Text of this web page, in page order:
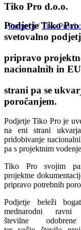
Tiko Pro d.o.o.
Partnerji/Tiko Pro
Podjetje Tiko Pro
svetovalno
pripravo
nacionalnih in
strani pa se
poročanjem.
Podjetje Tiko Pro je
na eni strani
pridobivanje
pa s projektnim
Tiko Pro svojim
projektne
pripravo potrebnih
Podjetje beleži
mednarodni
številne